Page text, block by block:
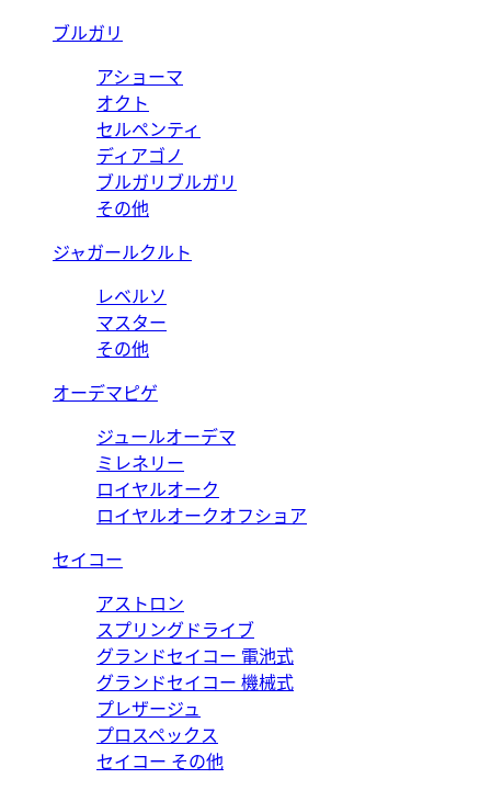
ブルガリ
アショーマ
オクト
セルペンティ
ディアゴノ
ブルガリブルガリ
その他
ジャガールクルト
レベルソ
マスター
その他
オーデマピゲ
ジュールオーデマ
ミレネリー
ロイヤルオーク
ロイヤルオークオフショア
セイコー
アストロン
スプリングドライブ
グランドセイコー 電池式
グランドセイコー 機械式
プレザージュ
プロスペックス
セイコー その他